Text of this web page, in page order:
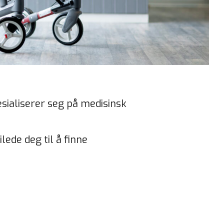
seg på medisinsk
deg til å finne